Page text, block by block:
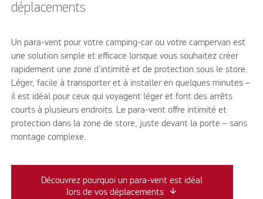
déplacements
Un para-vent pour votre camping-car ou votre campervan est
une solution simple et efficace lorsque vous souhaitez créer
rapidement une zone d’intimité et de protection sous le store.
Léger, facile à transporter et à installer en quelques minutes –
il est idéal pour ceux qui voyagent léger et font des arrêts
courts à plusieurs endroits. Le para-vent offre intimité et
protection dans la zone de store, juste devant la porte – sans
montage complexe.
Découvrez pourquoi un para-vent est idéal
lors de vos déplacements